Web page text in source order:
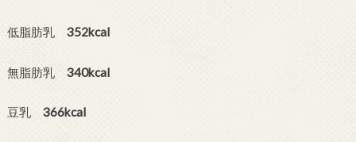
低脂肪乳 352kcal
無脂肪乳 340kcal
豆乳 366kcal